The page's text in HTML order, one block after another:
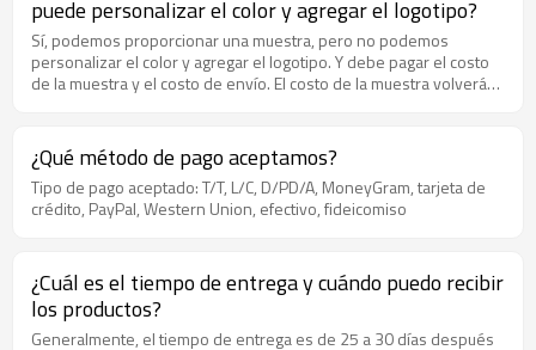
puede personalizar el color y agregar el logotipo?
Sí, podemos proporcionar una muestra, pero no podemos
personalizar el color y agregar el logotipo. Y debe pagar el costo
de la muestra y el costo de envío. El costo de la muestra volverá
de diferentes artículos es diferente, los pls me muestran el
modelo que no necesita).
¿Qué método de pago aceptamos?
Tipo de pago aceptado: T/T, L/C, D/PD/A, MoneyGram, tarjeta de
crédito, PayPal, Western Union, efectivo, fideicomiso
¿Cuál es el tiempo de entrega y cuándo puedo recibir
los productos?
Generalmente, el tiempo de entrega es de 25 a 30 días después